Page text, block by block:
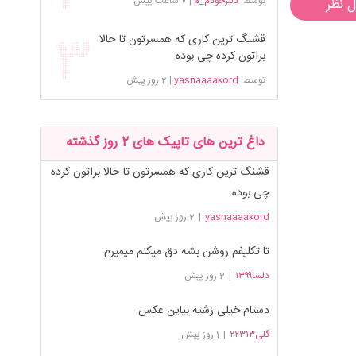
نظر
قشنگ ترین کاری که همسرتون تا حالا
براتون کرده چی بوده
توسط yasnaaaakord
| 2 روز پیش
داغ ترین های تاپیک های 2 روز گذشته
قشنگ ترین کاری که همسرتون تا حالا براتون کرده
چی بوده
yasnaaaakord
| 2 روز پیش
تا تکلیفم روشن بشه دق میکنم میمیرم
دلسا۱۳۹۹ | 2 روز پیش
دستام خیلی زشته بیاین عکس
گلی۲۲۳۱۳ | 1 روز پیش